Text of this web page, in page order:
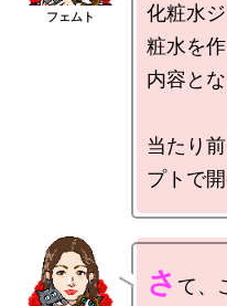
化粧水
粧水を
内容と
当たり
さ て、